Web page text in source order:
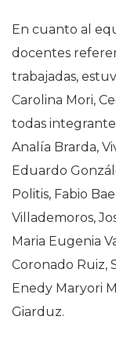
En cuanto al
docentes
trabajadas,
Carolina Mori,
todas
Analía Brarda,
Eduardo
Politis, Fabio
Villademoros,
Maria Eugenia
Coronado Ruiz,
Enedy Maryori
Giarduz.